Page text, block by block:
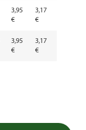
3,95
€
3,17
€
3,95
€
3,17
€